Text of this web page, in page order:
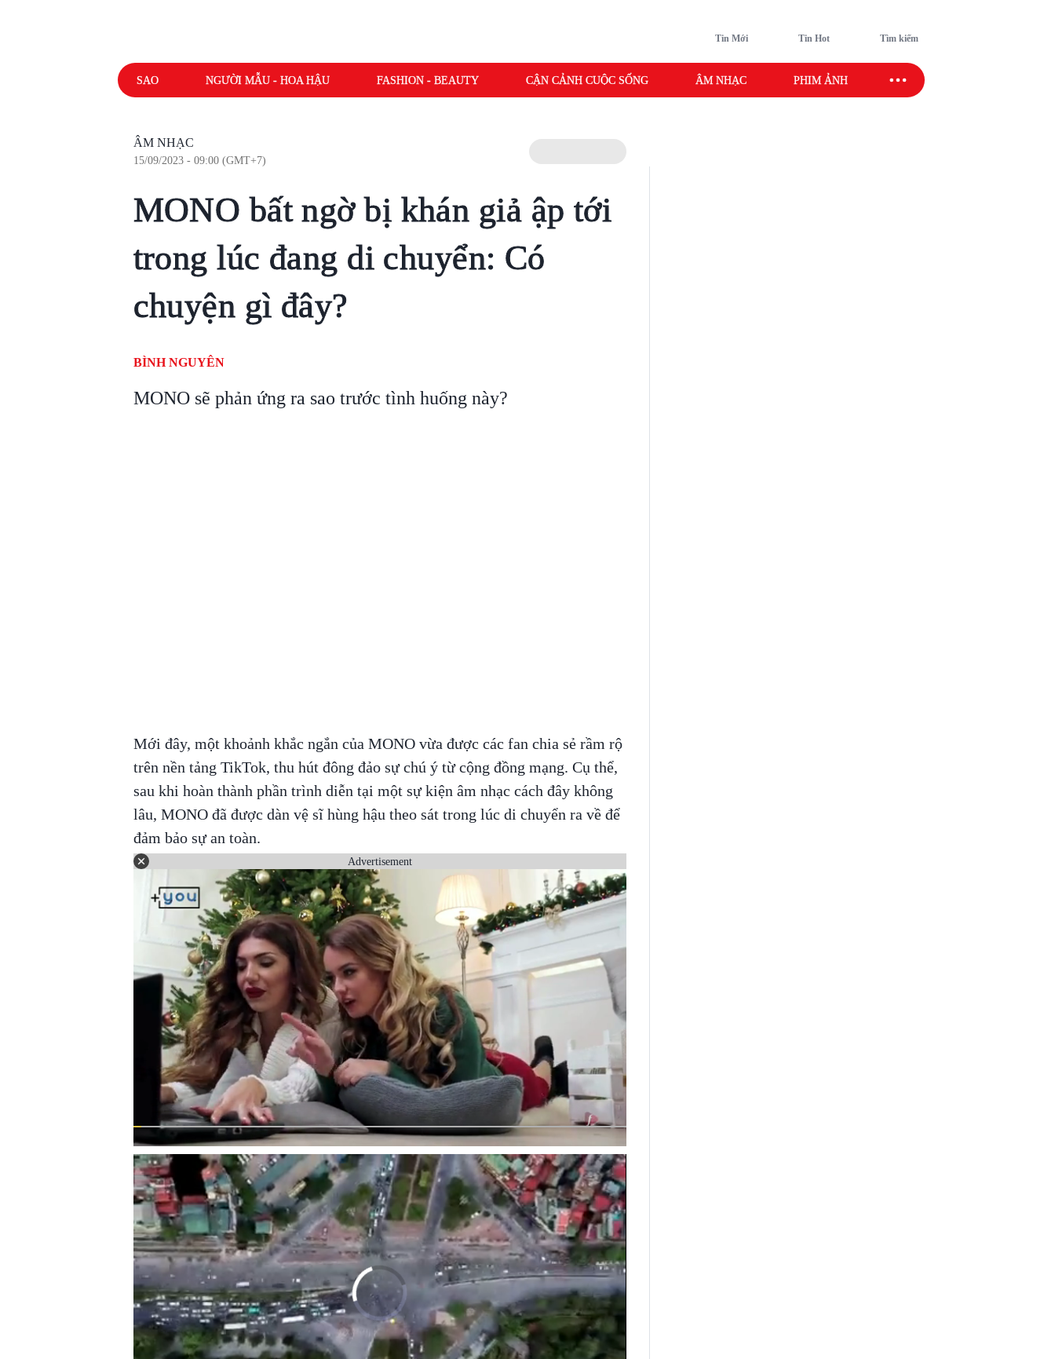
Tin Mới Tin Hot Tìm kiếm
SAO NGƯỜI MẪU - HOA HẬU FASHION - BEAUTY CẬN CẢNH CUỘC SỐNG ÂM NHẠC PHIM ẢNH SAO SPORT
ÂM NHẠC
15/09/2023 - 09:00 (GMT+7)
MONO bất ngờ bị khán giả ập tới
trong lúc đang di chuyển: Có
chuyện gì đây?
BÌNH NGUYÊN
MONO sẽ phản ứng ra sao trước tình huống này?
Mới đây, một khoảnh khắc ngắn của MONO vừa được các fan chia sẻ rầm rộ
trên nền tảng TikTok, thu hút đông đảo sự chú ý từ cộng đồng mạng. Cụ thể,
sau khi hoàn thành phần trình diễn tại một sự kiện âm nhạc cách đây không
lâu, MONO đã được dàn vệ sĩ hùng hậu theo sát trong lúc di chuyển ra về để
đảm bảo sự an toàn.
Advertisement